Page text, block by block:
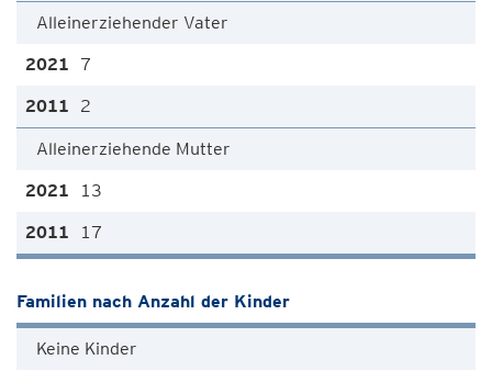
Alleinerziehender Vater
7
2
Alleinerziehende Mutter
13
17
Familien nach Anzahl der Kinder
Keine Kinder